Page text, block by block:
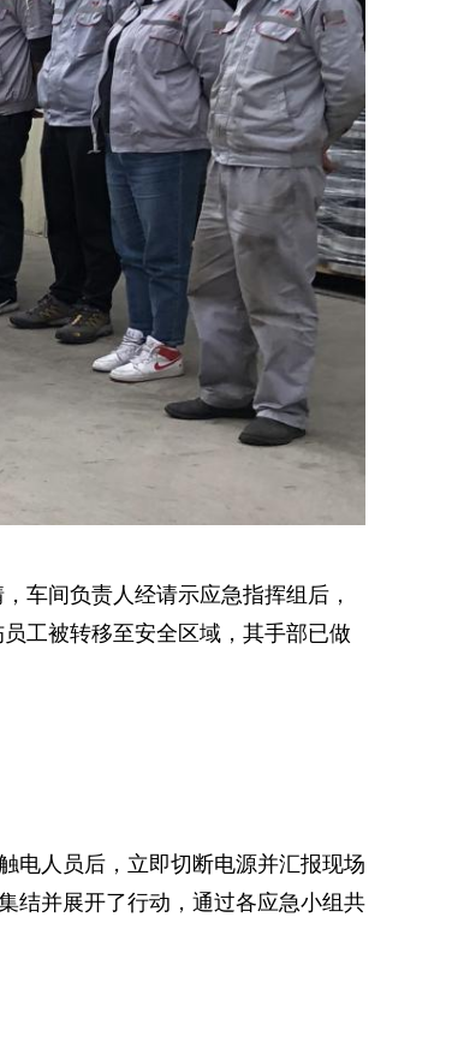
车间负责人经请示应急指挥组后，
工被转移至安全区域，其手部已做
电人员后，立即切断电源并汇报现场
结并展开了行动，通过各应急小组共